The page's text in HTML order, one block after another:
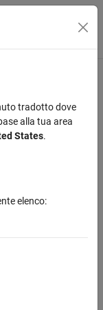
tradotto dove
alla tua area
States.
elenco: